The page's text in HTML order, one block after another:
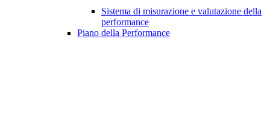
Sistema di misurazione e valutazione della
performance
Piano della Performance